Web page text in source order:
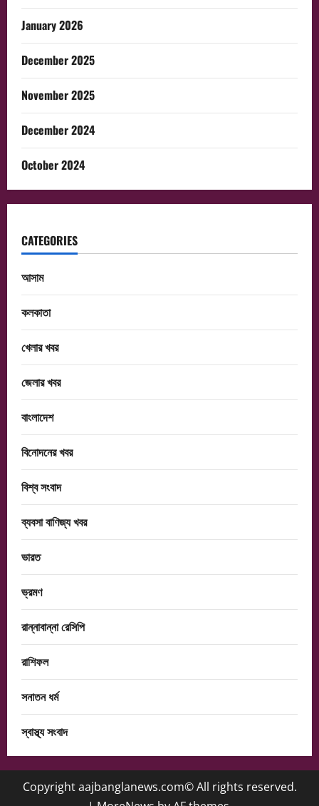
January 2026
December 2025
November 2025
December 2024
October 2024
CATEGORIES
আসাম
কলকাতা
খেলার খবর
জেলার খবর
বাংলাদেশ
বিনোদনের খবর
বিশ্ব সংবাদ
ব্যবসা বাণিজ্য খবর
ভারত
ভ্রমণ
রান্নাবান্না রেসিপি
রাশিফল
সনাতন ধর্ম
স্বাস্থ্য সংবাদ
Copyright aajbanglanews.com© All rights reserved.